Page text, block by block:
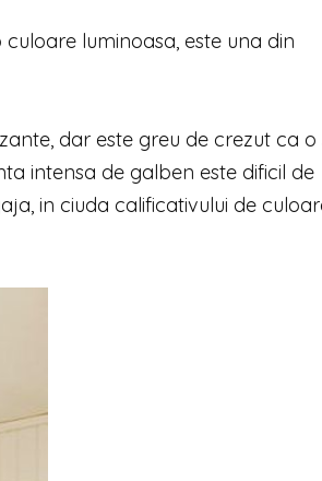
luminoasa, este una din
dar este greu de crezut ca o
intensa de galben este dificil de
in ciuda calificativului de